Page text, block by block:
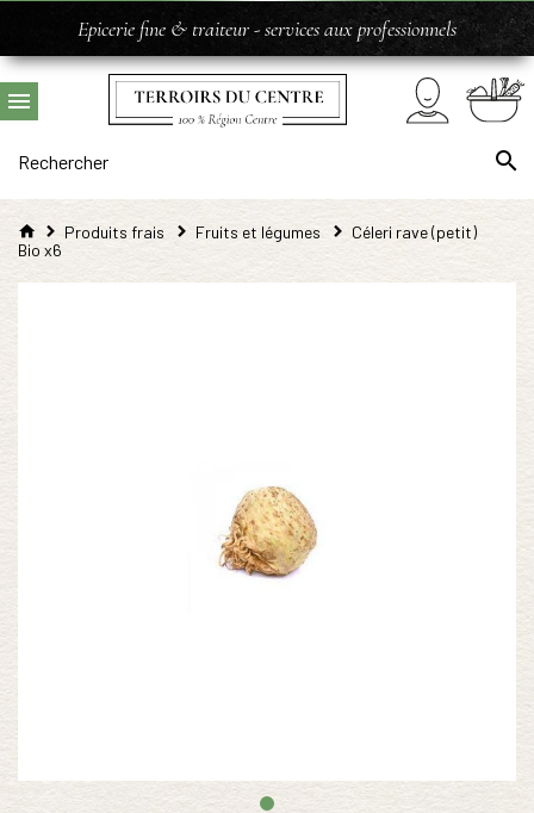
Epicerie fine & traiteur - services aux professionnels
Produits frais Fruits et légumes
Céleri rave (petit)
Bio x6